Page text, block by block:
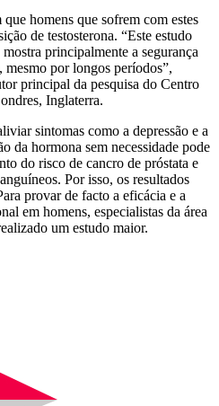
homens que sofrem com estes
de testosterona. “Este estudo
principalmente a segurança
mesmo por longos períodos”,
principal da pesquisa do Centro
Inglaterra.
sintomas como a depressão e a
da hormona sem necessidade pode
do risco de cancro de próstata e
Por isso, os resultados
provar de facto a eficácia e a
em homens, especialistas da área
um estudo maior.